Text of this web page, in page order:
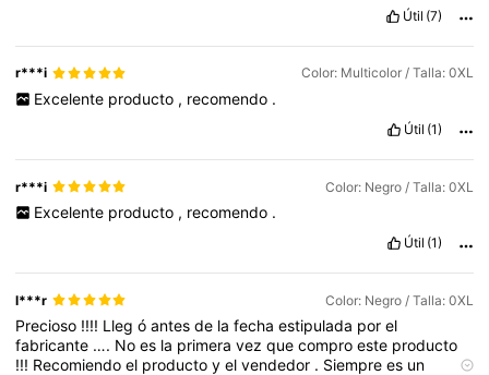
Útil (7)
r***i Color: Multicolor / Talla: 0XL
Excelente producto , recomendo .
Útil (1)
r***i Color: Negro / Talla: 0XL
Excelente producto , recomendo .
Útil (1)
l***r Color: Negro / Talla: 0XL
Precioso !!!! Llegóantesde lafechaestipulada porel
fabricante …. Noes la primeravezquecomproeste producto
!!! Recomiendoel productoyelvendedor . Siemprees un